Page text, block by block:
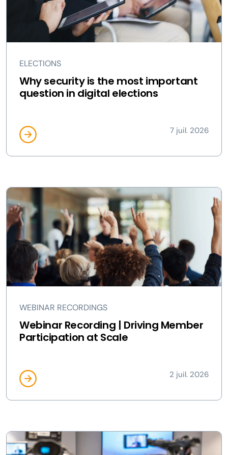
ELECTIONS
Why security is the most important
question in digital elections
7 juil. 2026
WEBINAR RECORDINGS
Webinar Recording | Driving Member
Participation at Scale
2 juil. 2026